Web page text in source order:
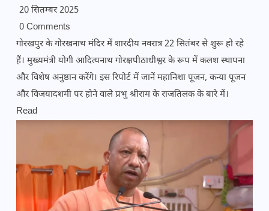
20 सितम्बर 2025
0 Comments
गोरखपुर के गोरखनाथ मंदिर में शारदीय नवरात्र 22 सितंबर से शुरू हो रहे
हैं। मुख्यमंत्री योगी आदित्यनाथ गोरक्षपीठाधीश्वर के रूप में कलश स्थापना
और विशेष अनुष्ठान करेंगे। इस रिपोर्ट में जानें महानिशा पूजन, कन्या पूजन
और विजयादशमी पर होने वाले प्रभु श्रीराम के राजतिलक के बारे में।
Read